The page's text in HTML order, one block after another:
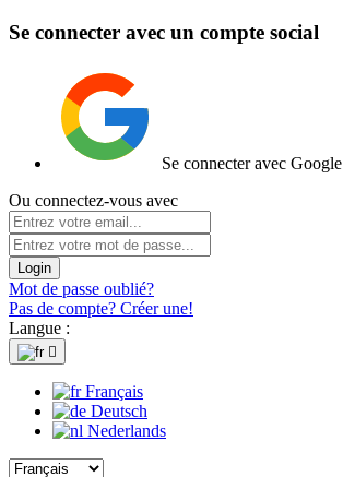
Se connecter avec un compte social
Se connecter avec Google
Ou connectez-vous avec
Login
Mot de passe oublié?
Pas de compte? Créer une!
Langue :

Français
Deutsch
Nederlands